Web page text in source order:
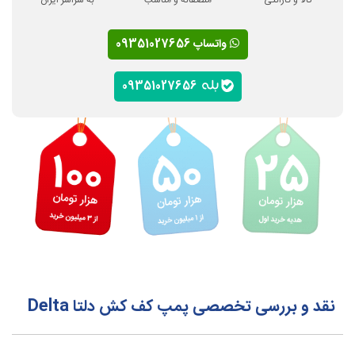
واتساپ 09351027656
نقد و بررسی تخصصی پمپ کف کش دلتا Delta